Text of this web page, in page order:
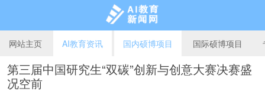
网站主页 AI教育资讯 国内硕博项目 国际硕博项目
第三届中国研究生“双碳”创新与创意大赛决赛盛
况空前